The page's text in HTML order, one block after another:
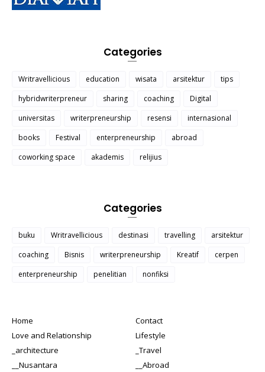
Categories
Writravellicious education wisata arsitektur
tips
hybridwriterpreneur
sharing coaching
Digital
universitas
writerpreneurship resensi
internasional
books
Festival enterpreneurship
abroad
coworking space
akademis relijius
Categories
buku Writravellicious destinasi travelling
arsitektur
coaching
Bisnis writerpreneurship Kreatif
cerpen
enterpreneurship
penelitian nonfiksi
Home
Contact
Love and Relationship
Lifestyle
_architecture
_Travel
__Nusantara
__Abroad